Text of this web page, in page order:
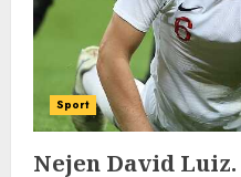
Sport
Nejen David